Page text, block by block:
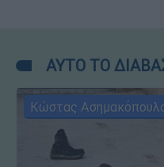
ΑΥΤΟ ΤΟ
Κώστας